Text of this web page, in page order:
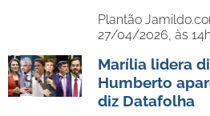
Plantão
27/04/2026, às
Marília lidera
Humberto
diz Datafolha